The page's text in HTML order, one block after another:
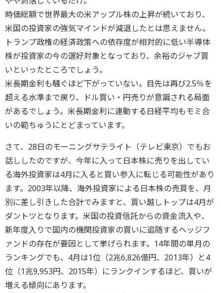
時価総額で世界最大の米アップル株の上昇が続いており、
米国の投資家の強気マインドが減退したとは思えません。
トランプ政権の経済政策への依存度が相対的に低い半導体
株が投資家の今の選好対象となっており、余裕のジャブ買
いといったところでしょう。
米長期金利も騒ぐほど下がっていない。目先は再び2.5％を
超える水準まで戻り、ドル買い・円売りが意識される局面
があるでしょう。米長期金利に連動する日経平均もモミ合
いの範ちゅうにとどまっています。
さて、28日のモーニングサテライト（テレビ東京）でもお
話ししたのですが、今年に入って日本株に売りを出してい
る海外投資家は4月に入ると買い参入に転じる可能性があり
ます。2003年以降、海外投資家による日本株の売買を、月
別に差し引きした合計でみますと、買い越しトップは4月が
ダントツとなります。米国の投資信託からの資金流入や、
新年度入りで国内の機関投資家の買いに追随するヘッジフ
ァンドの存在が要因として挙げられます。14年間の単月の
ランキングでも、4月は1位（2兆6,826億円、2013年）と4
位（1兆9,953円、2015年）にランクインするほど、買いが
増える傾向にあります。